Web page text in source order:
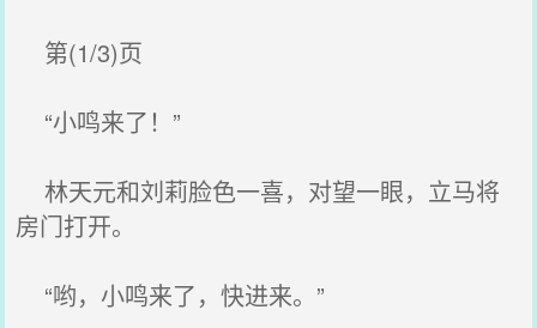
第(1/3)页
“小鸣来了！”
林天元和刘莉脸色一喜，对望一眼，立马将
房门打开。
“哟，小鸣来了，快进来。”